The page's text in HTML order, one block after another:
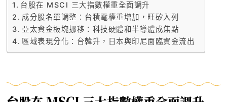
台股在 MSCI 三大指數權重全面調升
成分股名單調整：台積電權重增加，旺矽入列
亞太資金板塊挪移：科技硬體和半導體成焦點
區域表現分化：台韓升，日本與印尼面臨資金流出